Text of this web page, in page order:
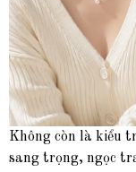
Không còn là kiểu
sang trọng, ngọc